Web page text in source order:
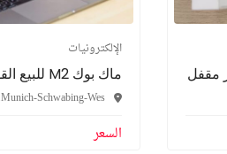
الإلكترونيات
ماك بوك M2 للبيع القوة والأناقة في جهاز واحد
Munich-Schwabing-Wes...
السعر